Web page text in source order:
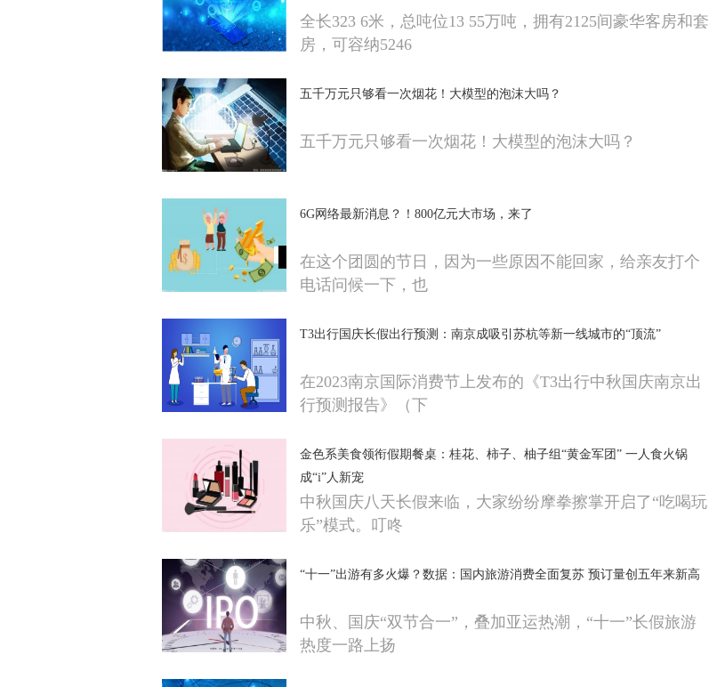
全长323 6米，总吨位13 55万吨，拥有2125间豪华客房和套
房，可容纳5246
五千万元只够看一次烟花！大模型的泡沫大吗？
五千万元只够看一次烟花！大模型的泡沫大吗？
6G网络最新消息？！800亿元大市场，来了
在这个团圆的节日，因为一些原因不能回家，给亲友打个
电话问候一下，也
T3出行国庆长假出行预测：南京成吸引苏杭等新一线城市的“顶流”
在2023南京国际消费节上发布的《T3出行中秋国庆南京出
行预测报告》（下
金色系美食领衔假期餐桌：桂花、柿子、柚子组“黄金军团” 一人食火锅
成“i”人新宠
中秋国庆八天长假来临，大家纷纷摩拳擦掌开启了“吃喝玩
乐”模式。叮咚
“十一”出游有多火爆？数据：国内旅游消费全面复苏 预订量创五年来新高
中秋、国庆“双节合一”，叠加亚运热潮，“十一”长假旅游
热度一路上扬